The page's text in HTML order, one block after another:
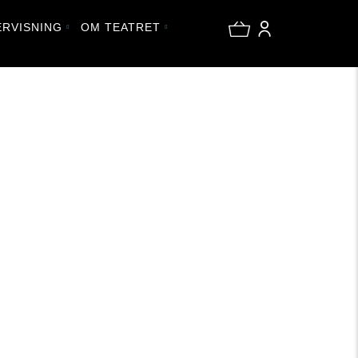
OM TEATRET